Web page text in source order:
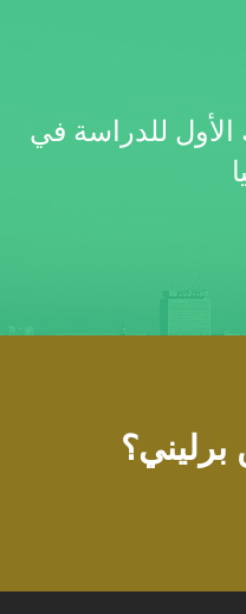
للدراسة في